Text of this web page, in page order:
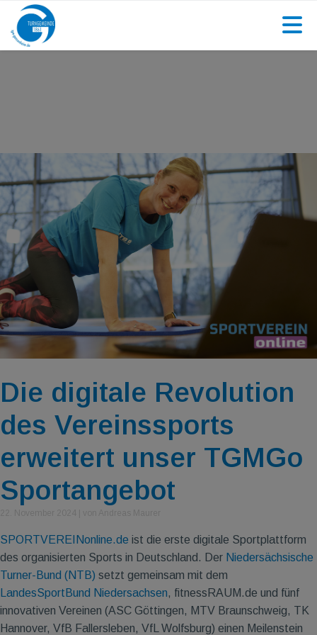
Die digitale Revolution
des Vereinssports
erweitert unser TGMGo
Sportangebot
SPORTVEREINonline.de ist die erste digitale Sportplattform
des organisierten Sports in Deutschland. Der Niedersächsische
Turner-Bund (NTB) setzt gemeinsam mit dem
LandesSportBund Niedersachsen, fitnessRAUM.de und fünf
innovativen Vereinen (ASC Göttingen, MTV Braunschweig, TK
Hannover, VfB Fallersleben, VfL Wolfsburg) einen Meilenstein